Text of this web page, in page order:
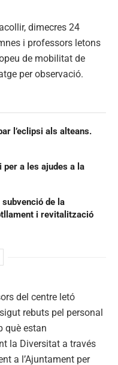
dimecres 24
i professors letons
de mobilitat de
per observació.
l’eclipsi als alteans.
per a les ajudes a la
subvenció de la
i revitalització
del centre letó
rebuts pel personal
què estan
la Diversitat a través
a l’Ajuntament per